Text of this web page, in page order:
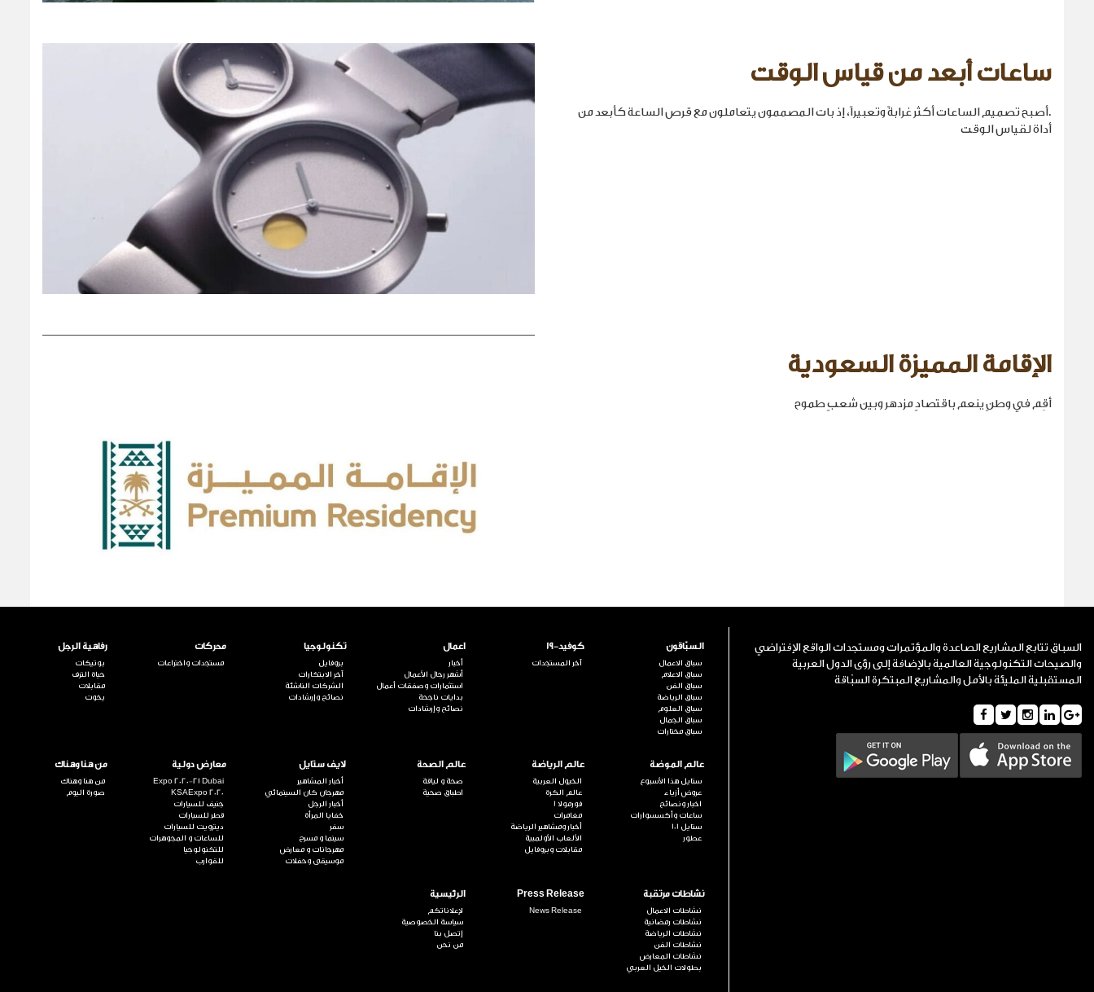
ساعات أبعد من قياس الوقت
.أصبح تصميم الساعات أكثر غرابةً وتعبيراً، إذ بات المصممون يتعاملون مع قرص الساعة كأبعد من
أداة لقياس الوقت
الإقامة المميزة السعودية
أقِم في وطنٍ ينعم باقتصادٍ مزدهر وبين شعبٍ طموح
السبّاقون
سباق الاعمال
سباق الاعلام
سباق الفن
سباق الرياضة
سباق العلوم
سباق الجمال
سباق مختارات
كوفيد-19
آخر المستجدات
اعمال
أخبار
أشهر رجال الأعمال
استثمارات وصفقات أعمال
بدايات ناجحة
نصائح وإرشادات
تكنولوجيا
بروفايل
آخر الابتكارات
الشركات الناشئة
نصائح وإرشادات
محركات
مستجدات واختراعات
رفاهية الرجل
بوتيكات
حياة الترف
مقابلات
يخوت
عالم الموضة
ستايل هذا الأسبوع
عروض أزياء
اخبار ونصائح
ساعات وأكسسوارات
ستايل 101
عطور
عالم الرياضة
الخيول العربية
عالم الكرة
فورمولا 1
مغامرات
أخبار ومشاهير الرياضة
الألعاب الأولمبية
مقابلات وبروفايل
عالم الصحة
صحة و لياقة
اطباق صحية
لايف ستايل
أخبار المشاهير
مهرجان كان السينمائي
أخبار الرجل
خفايا المرأة
سفر
سينما و مسرح
مهرجانات و معارض
موسيقى وحفلات
معارض دولية
Expo 2020-21 Dubai
KSAExpo 2020
جنيف للسيارات
قطر للسيارات
ديترويت للسيارات
للساعات و المجوهرات
للتكنولوجيا
للقوارب
من هنا وهناك
من هنا وهناك
صورة اليوم
نشاطات مرتقبة
نشاطات الاعمال
نشاطات رمضانية
نشاطات الرياضة
نشاطات الفن
نشاطات المعارض
بطولات الخيل العربي
Press Release
News Release
الرئيسية
لإعلاناتكم
سياسة الخصوصية
إتصل بنا
من نحن
السباق تتابع المشاريع الصاعدة والمؤتمرات ومستجدات الواقع الإفتراضي
والصيحات التكنولوجية العالمية بالإضافة إلى رؤى الدول العربية
المستقبلية المليئة بالأمل والمشاريع المبتكرة السبّاقة